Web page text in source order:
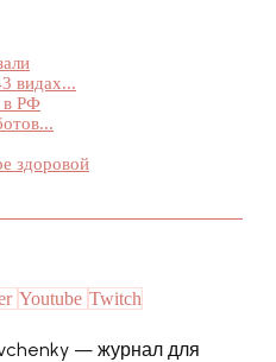
видах...
в РФ
здоровой
Youtube Twitch
— журнал для